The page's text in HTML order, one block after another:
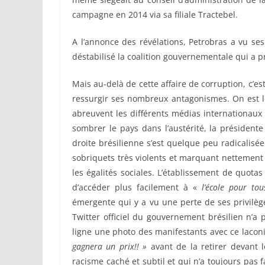
campagne en 2014 via sa filiale Tractebel.
A l’annonce des révélations, Petrobras a vu
déstabilisé la coalition gouvernementale qui a
Mais au-delà de cette affaire de corruption,
ressurgir ses nombreux antagonismes. On
abreuvent les différents médias
sombrer le pays dans l’austérité, la
droite brésilienne s’est quelque peu
sobriquets très violents et marquant
les égalités sociales. L’établissement de
d’accéder plus facilement à « l’école pour
émergente qui y a vu une perte de ses
Twitter officiel du gouvernement brésilien
ligne une photo des manifestants avec ce
gagnera un prix!! » avant de la retirer devant
racisme caché et subtil et qui n’a toujours